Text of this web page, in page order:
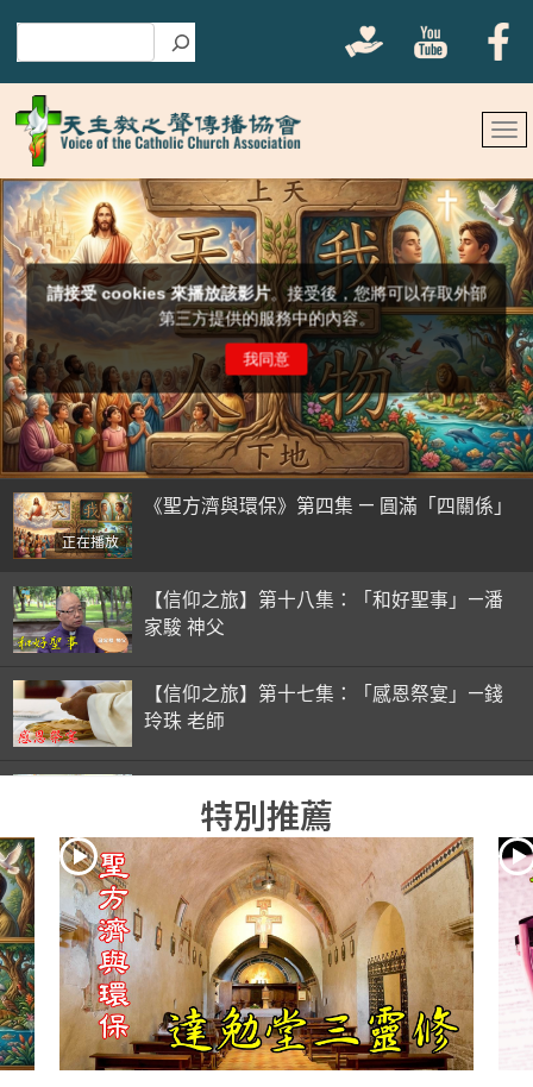
正在播放
《聖方濟與環保》第四集 — 圓滿「四關係」
【信仰之旅】第十八集：「和好聖事」—潘
家駿 神父
【信仰之旅】第十七集：「感恩祭宴」—錢
玲珠 老師
錢玲珠 老師
【信仰之旅】第十五集：「入門聖事」—錢
玲珠 老師
【信仰之旅】第十四集：「天主十誡(下)」
—金毓瑋 神父
【信仰之旅】第十三集：「天主十誡(上)」
特別推薦